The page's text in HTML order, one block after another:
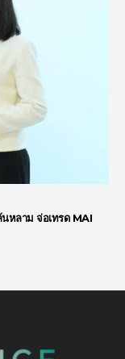
หลาม จ่อเทรด MAI